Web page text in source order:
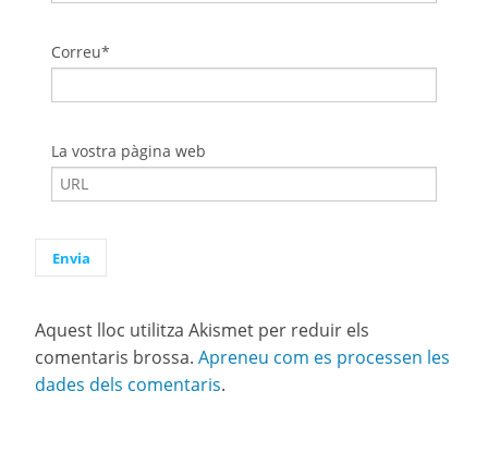
Correu*
La vostra pàgina web
Aquest lloc utilitza Akismet per reduir els
comentaris brossa. Apreneu com es processen les
dades dels comentaris.